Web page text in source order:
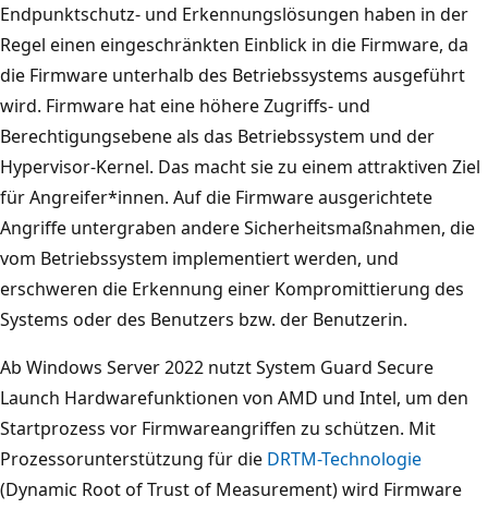
Endpunktschutz- und Erkennungslösungen haben in der
Regel einen eingeschränkten Einblick in die Firmware, da
die Firmware unterhalb des Betriebssystems ausgeführt
wird. Firmware hat eine höhere Zugriffs- und
Berechtigungsebene als das Betriebssystem und der
Hypervisor-Kernel. Das macht sie zu einem attraktiven Ziel
für Angreifer*innen. Auf die Firmware ausgerichtete
Angriffe untergraben andere Sicherheitsmaßnahmen, die
vom Betriebssystem implementiert werden, und
erschweren die Erkennung einer Kompromittierung des
Systems oder des Benutzers bzw. der Benutzerin.
Ab Windows Server 2022 nutzt System Guard Secure
Launch Hardwarefunktionen von AMD und Intel, um den
Startprozess vor Firmwareangriffen zu schützen. Mit
Prozessorunterstützung für die DRTM-Technologie
(Dynamic Root of Trust of Measurement) wird Firmware